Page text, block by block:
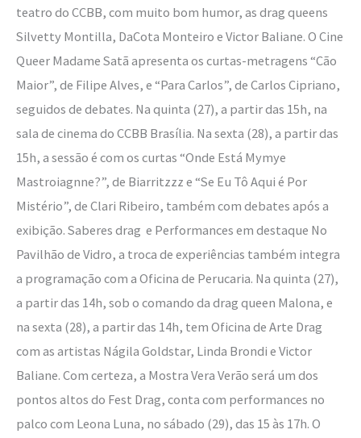
teatro do CCBB, com muito bom humor, as drag queens
Silvetty Montilla, DaCota Monteiro e Victor Baliane. O Cine
Queer Madame Satã apresenta os curtas-metragens “Cão
Maior”, de Filipe Alves, e “Para Carlos”, de Carlos Cipriano,
seguidos de debates. Na quinta (27), a partir das 15h, na
sala de cinema do CCBB Brasília. Na sexta (28), a partir das
15h, a sessão é com os curtas “Onde Está Mymye
Mastroiagnne?”, de Biarritzzz e “Se Eu Tô Aqui é Por
Mistério”, de Clari Ribeiro, também com debates após a
exibição. Saberes drag e Performances em destaque No
Pavilhão de Vidro, a troca de experiências também integra
a programação com a Oficina de Perucaria. Na quinta (27),
a partir das 14h, sob o comando da drag queen Malona, e
na sexta (28), a partir das 14h, tem Oficina de Arte Drag
com as artistas Nágila Goldstar, Linda Brondi e Victor
Baliane. Com certeza, a Mostra Vera Verão será um dos
pontos altos do Fest Drag, conta com performances no
palco com Leona Luna, no sábado (29), das 15 às 17h. O